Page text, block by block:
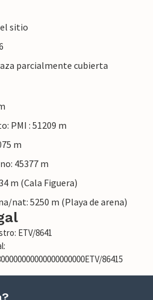
sitio
parcialmente cubierta
PMI : 51209 m
m
45377 m
m (Cala Figuera)
nat: 5250 m (Playa de arena)
ETV/8641
86415